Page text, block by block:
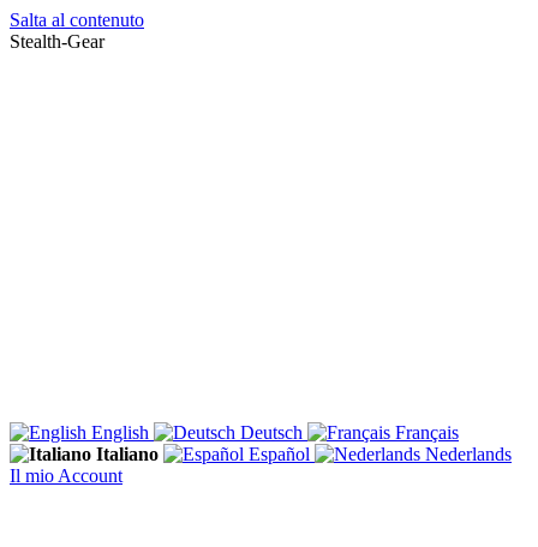
Salta al contenuto
Stealth-Gear
English Deutsch
Français
Italiano
Español
Nederlands
Il mio Account